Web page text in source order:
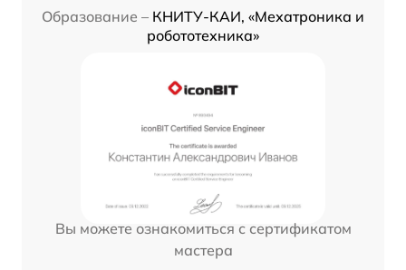
Образование – КНИТУ-КАИ, «Мехатроника и
робототехника»
Вы можете ознакомиться с сертификатом
мастера